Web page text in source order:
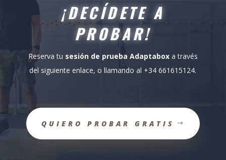
¡DECÍDETE A
PROBAR!
Reserva tu sesión de prueba Adaptaboxa través
del siguiente enlace, o llamando al +34 661615124.
QUIERO PROBAR GRATIS